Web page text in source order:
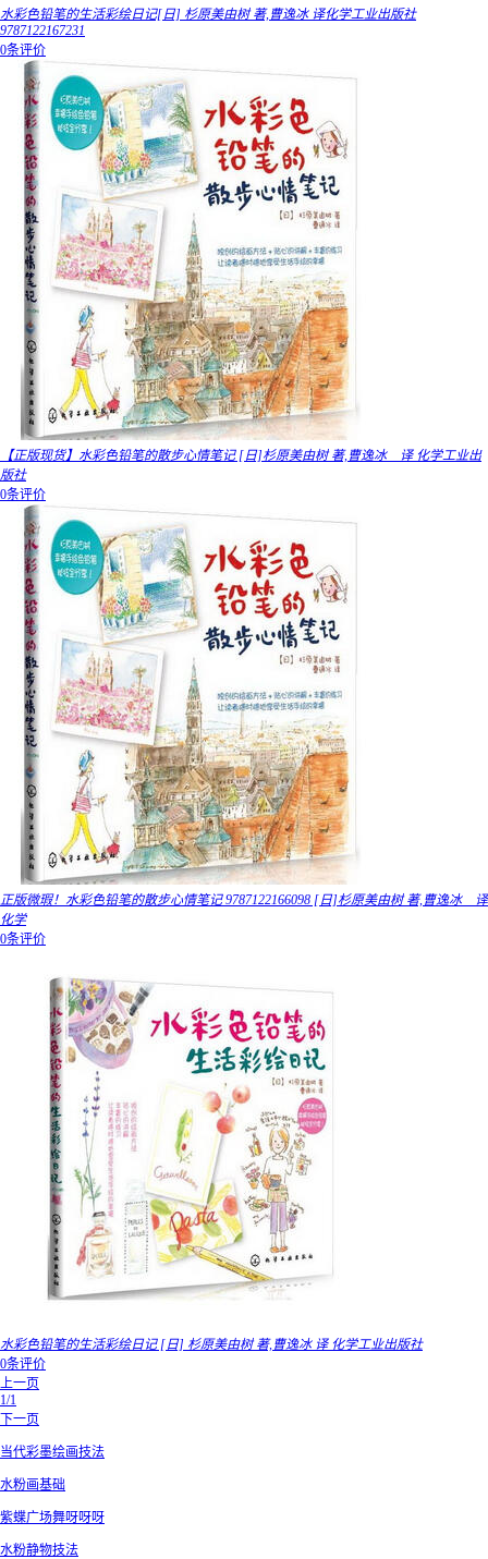
水彩色铅笔的生活彩绘日记[日] 杉原美由树 著,曹逸冰 译化学工业出版社
9787122167231
0条评价
【正版现货】水彩色铅笔的散步心情笔记 [日]杉原美由树 著,曹逸冰 译 化学工业出
版社
0条评价
正版微瑕！水彩色铅笔的散步心情笔记 9787122166098 [日]杉原美由树 著,曹逸冰 译
化学
0条评价
水彩色铅笔的生活彩绘日记 [日] 杉原美由树 著,曹逸冰 译 化学工业出版社
0条评价
上一页
1/1
下一页
当代彩墨绘画技法
水粉画基础
紫蝶广场舞呀呀呀
水粉静物技法